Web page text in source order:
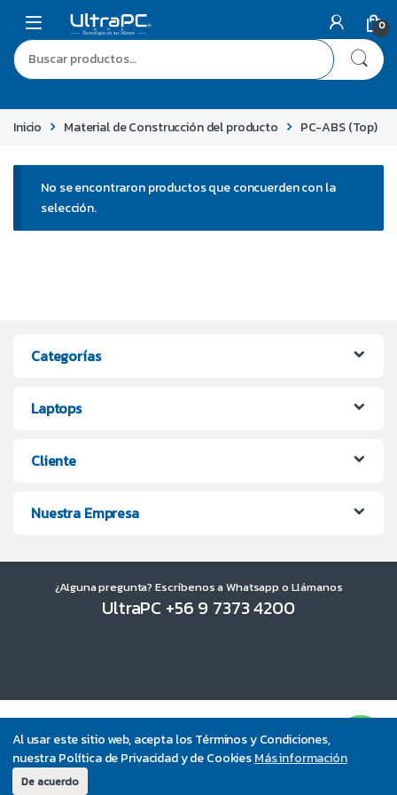
Al usar este sitio web, acepta los Términos y Condiciones,
nuestra Política de Privacidad y de CookiesMás información
De acuerdo
0
Inicio Material de Construcción del producto PC-ABS (Top)
No se encontraron productos que concuerden con la
selección.
Categorías
Laptops
Cliente
Nuestra Empresa
¿Alguna pregunta? Escríbenos a Whatsapp o Llámanos
UltraPC +56 9 7373 4200